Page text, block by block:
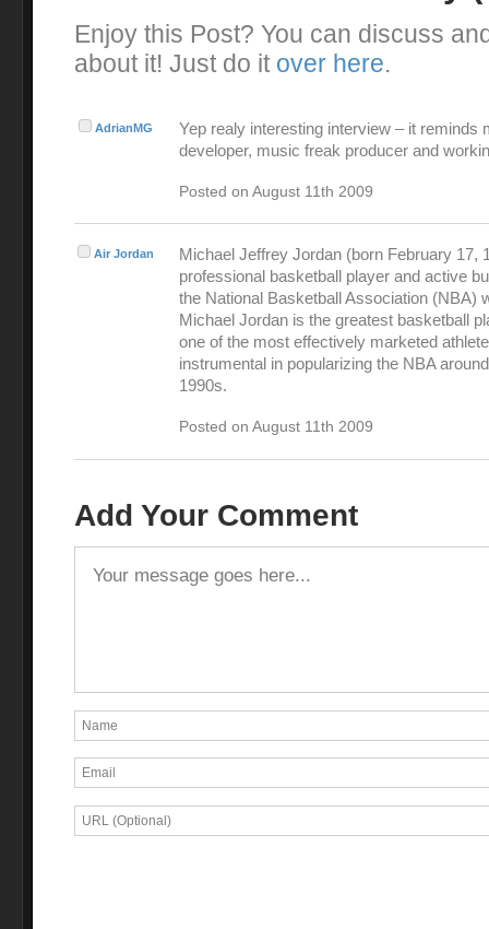
Enjoy this Post? You can discuss
about it! Just do it over here.
AdrianMG
Yep realy interesting interview – it reminds
developer, music freak producer and
Posted on August 11th 2009
Air Jordan
Michael Jeffrey Jordan (born February 17,
professional basketball player and active
the National Basketball Association (NBA)
Michael Jordan is the greatest basketball
one of the most effectively marketed
instrumental in popularizing the NBA
1990s.
Posted on August 11th 2009
Add Your Comment